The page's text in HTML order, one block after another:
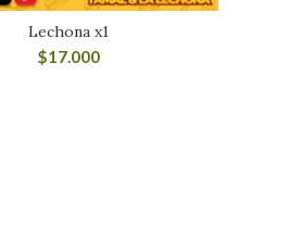
Lechona x1
$17.000